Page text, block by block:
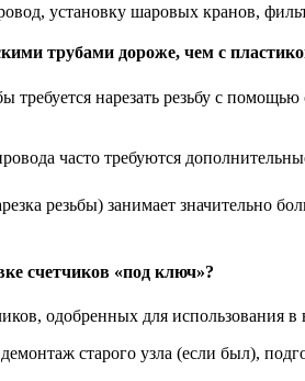
установку шаровых кранов,
трубами дороже, чем с
нарезать резьбу с
часто требуются
резьбы) занимает значительно
счетчиков «под ключ»?
одобренных для использования
старого узла (если был),